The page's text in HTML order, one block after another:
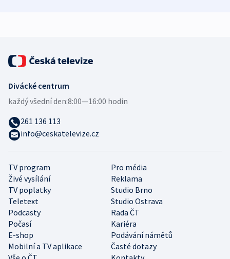
TV program
Pro média
Živé vysílání
Reklama
TV poplatky
Studio Brno
Teletext
Studio Ostrava
Podcasty
Rada ČT
Počasí
Kariéra
E-shop
Podávání námětů
Mobilní a TV aplikace
Časté dotazy
Divácké centrum
každý všední den:8:00—16:00 hodin
261 136 113
info@ceskatelevize.cz